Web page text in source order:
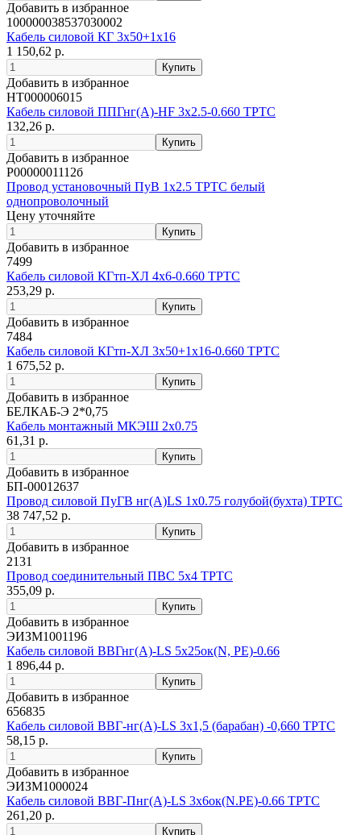
Добавить в избранное
100000038537030002
Кабель силовой КГ 3х50+1х16
1 150,62 р.
Добавить в избранное
НТ000006015
Кабель силовой ППГнг(А)-HF 3х2.5-0.660 ТРТС
132,26 р.
Добавить в избранное
Р0000001112б
Провод установочный ПуВ 1х2.5 ТРТС белый
однопроволочный
Цену уточняйте
Добавить в избранное
7499
Кабель силовой КГтп-ХЛ 4х6-0.660 ТРТС
253,29 р.
Добавить в избранное
7484
Кабель силовой КГтп-ХЛ 3х50+1х16-0.660 ТРТС
1 675,52 р.
Добавить в избранное
БЕЛКАБ-Э 2*0,75
Кабель монтажный МКЭШ 2х0.75
61,31 р.
Добавить в избранное
БП-00012637
Провод силовой ПуГВ нг(А)LS 1х0.75 голубой(бухта) ТРТС
38 747,52 р.
Добавить в избранное
2131
Провод соединительный ПВС 5х4 ТРТС
355,09 р.
Добавить в избранное
ЭИЗМ1001196
Кабель силовой ВВГнг(А)-LS 5х25ок(N, PE)-0.66
1 896,44 р.
Добавить в избранное
656835
Кабель силовой ВВГ-нг(А)-LS 3х1,5 (барабан) -0,660 ТРТС
58,15 р.
Добавить в избранное
ЭИЗМ1000024
Кабель силовой ВВГ-Пнг(А)-LS 3х6ок(N.PE)-0.66 ТРТС
261,20 р.